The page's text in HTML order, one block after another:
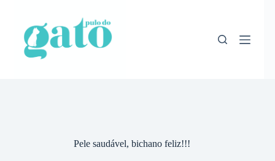
conteúdo
Pele saudável, bichano feliz!!!